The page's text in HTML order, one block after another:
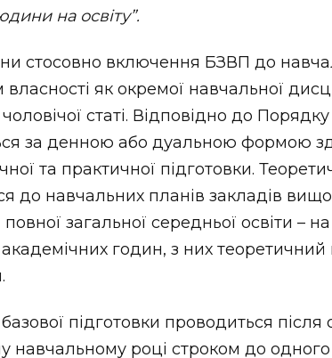
на освіту”.
стосовно включення БЗВП до
власності як окремої навчальної
статі. Відповідно до
за денною або дуальною формою
та практичної підготовки.
до навчальних планів закладів
загальної середньої освіти –
годин, з них теоретичний
підготовки проводиться
навчальному році строком до